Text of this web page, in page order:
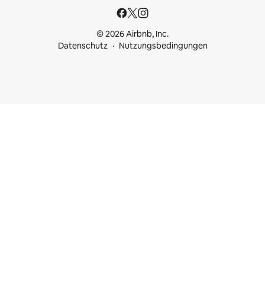
© 2026 Airbnb, Inc.
Datenschutz
Nutzungsbedingungen